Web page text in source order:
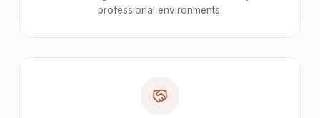
professional environments.